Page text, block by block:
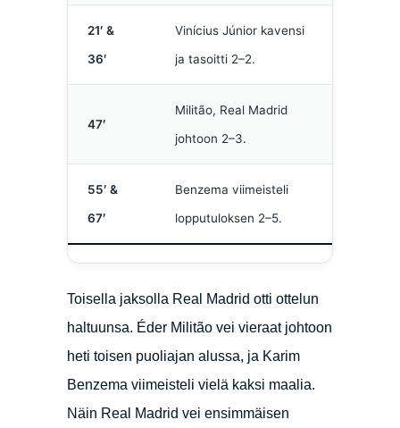
21′ &
36′
Vinícius Júnior kavensi
ja tasoitti 2–2.
47′
Militão, Real Madrid
johtoon 2–3.
55′ &
67′
Benzema viimeisteli
lopputuloksen 2–5.
Toisella jaksolla Real Madrid otti ottelun
haltuunsa. Éder Militão vei vieraat johtoon
heti toisen puoliajan alussa, ja Karim
Benzema viimeisteli vielä kaksi maalia.
Näin Real Madrid vei ensimmäisen